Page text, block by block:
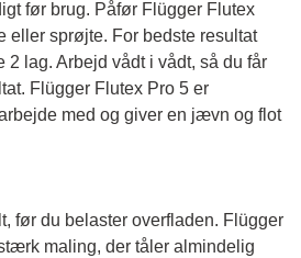
før brug. Påfør Flügger Flutex
eller sprøjte. For bedste resultat
2 lag. Arbejd vådt i vådt, så du får
Flügger Flutex Pro 5 er
med og giver en jævn og flot
før du belaster overfladen. Flügger
maling, der tåler almindelig